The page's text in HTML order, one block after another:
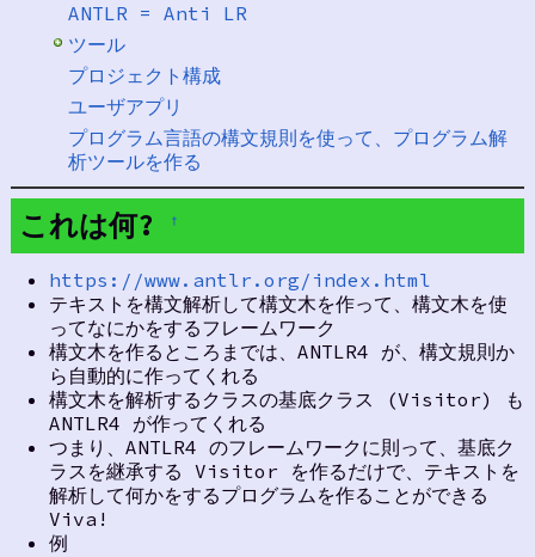
ANTLR = Anti LR
ツール
プロジェクト構成
ユーザアプリ
プログラム言語の構文規則を使って、プログラム解
析ツールを作る
これは何? †
https://www.antlr.org/index.html
テキストを構文解析して構文木を作って、構文木を使
ってなにかをするフレームワーク
構文木を作るところまでは、ANTLR4 が、構文規則か
ら自動的に作ってくれる
構文木を解析するクラスの基底クラス (Visitor) も
ANTLR4 が作ってくれる
つまり、ANTLR4 のフレームワークに則って、基底ク
ラスを継承する Visitor を作るだけで、テキストを
解析して何かをするプログラムを作ることができる
Viva!
例